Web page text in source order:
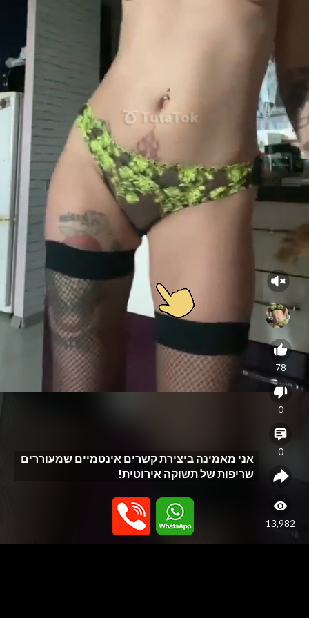
אני מאמינה ביצירת קשרים אינטמיים שמעוררים
שריפות של תשוקה אירוטית!
78
0
0
13,982